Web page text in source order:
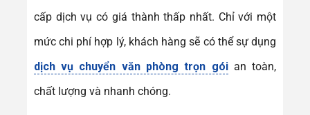
cấp dịch vụ có giá thành thấp nhất. Chỉ với một
mức chi phí hợp lý, khách hàng sẽ có thể sự dụng
dịch vụ chuyển văn phòng trọn góian toàn,
chất lượng và nhanh chóng.